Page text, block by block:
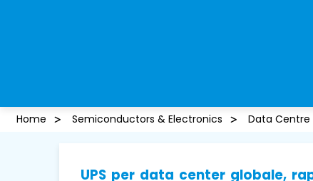
Home Semiconductors & Electronics Data Centre
UPS per data center globale,